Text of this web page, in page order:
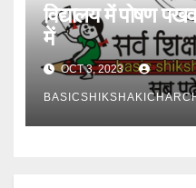
विद्यालय में पोषण
में
OCT 3, 2023